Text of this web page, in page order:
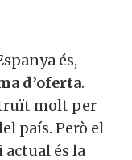
és,
d’oferta.
molt per
país. Però el
actual és la